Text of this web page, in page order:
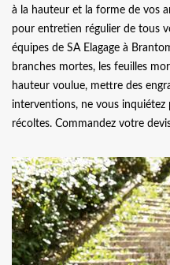
à la hauteur et la forme de vos
pour entretien régulier de tous
équipes de SA Elagage à
branches mortes, les feuilles
hauteur voulue, mettre des
interventions, ne vous inquiétez
récoltes. Commandez votre